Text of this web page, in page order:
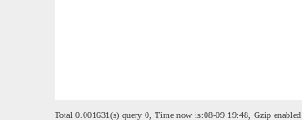
Total 0.001631(s) query 0, Time now is:08-09 19:48, Gzip enabled